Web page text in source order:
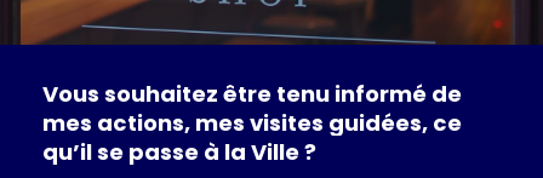
Vous souhaitez être tenu informé de
mes actions, mes visites guidées, ce
qu’ilse passe à la Ville?